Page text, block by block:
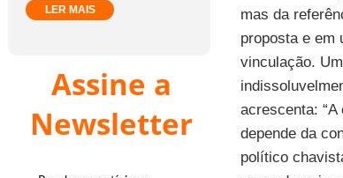
LER MAIS
Assine a
Newsletter
mas da
proposta e em
vinculação.
acrescenta:
depende da
político